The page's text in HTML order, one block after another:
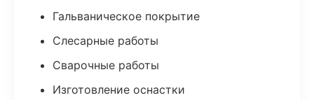
Гальваническое покрытие
Слесарные работы
Сварочные работы
Изготовление оснастки